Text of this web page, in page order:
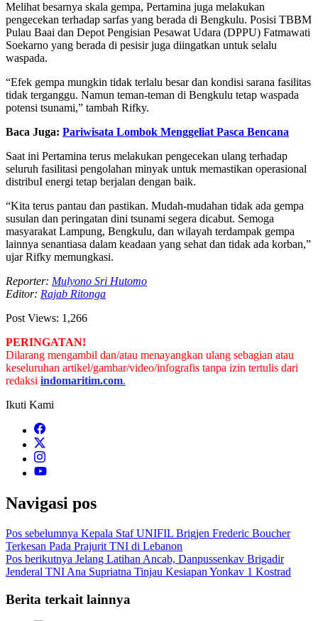
Melihat besarnya skala gempa, Pertamina juga melakukan
pengecekan terhadap sarfas yang berada di Bengkulu. Posisi TBBM
Pulau Baai dan Depot Pengisian Pesawat Udara (DPPU) Fatmawati
Soekarno yang berada di pesisir juga diingatkan untuk selalu
waspada.
“Efek gempa mungkin tidak terlalu besar dan kondisi sarana fasilitas
tidak terganggu. Namun teman-teman di Bengkulu tetap waspada
potensi tsunami,” tambah Rifky.
Baca Juga: Pariwisata Lombok Menggeliat Pasca Bencana
Saat ini Pertamina terus melakukan pengecekan ulang terhadap
seluruh fasilitasi pengolahan minyak untuk memastikan operasional
distribuI energi tetap berjalan dengan baik.
“Kita terus pantau dan pastikan. Mudah-mudahan tidak ada gempa
susulan dan peringatan dini tsunami segera dicabut. Semoga
masyarakat Lampung, Bengkulu, dan wilayah terdampak gempa
lainnya senantiasa dalam keadaan yang sehat dan tidak ada korban,”
ujar Rifky memungkasi.
Reporter: Mulyono Sri Hutomo
Editor: Rajab Ritonga
Post Views: 1,266
PERINGATAN!
Dilarang mengambil dan/atau menayangkan ulang sebagian atau
keseluruhan artikel/gambar/video/infografis tanpa izin tertulis dari
redaksi indomaritim.com.
Ikuti Kami
Navigasi pos
Pos sebelumnya Kepala Staf UNIFIL Brigjen Frederic Boucher
Terkesan Pada Prajurit TNI di Lebanon
Pos berikutnya Jelang Latihan Ancab, Danpussenkav Brigadir
Jenderal TNI Ana Supriatna Tinjau Kesiapan Yonkav 1 Kostrad
Berita terkait lainnya